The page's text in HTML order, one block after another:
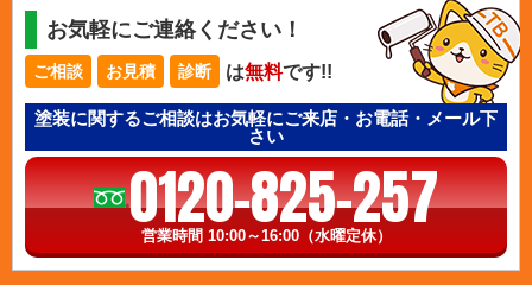
お気軽にご連絡ください！
ご相談 お見積 診断 は無料です!!
塗装に関するご相談はお気軽にご来店・お電話・メール下
さい
0120-825-257
営業時間 10:00～16:00（水曜定休）